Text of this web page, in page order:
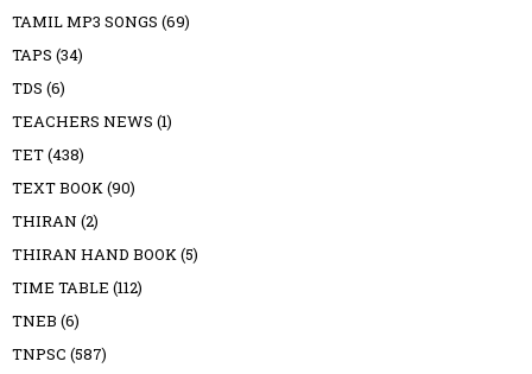
TAMIL MP3 SONGS (69)
TAPS (34)
TDS (6)
TEACHERS NEWS (1)
TET(438)
TEXT BOOK(90)
THIRAN (2)
THIRAN HAND BOOK(5)
TIME TABLE (112)
TNEB (6)
TNPSC (587)